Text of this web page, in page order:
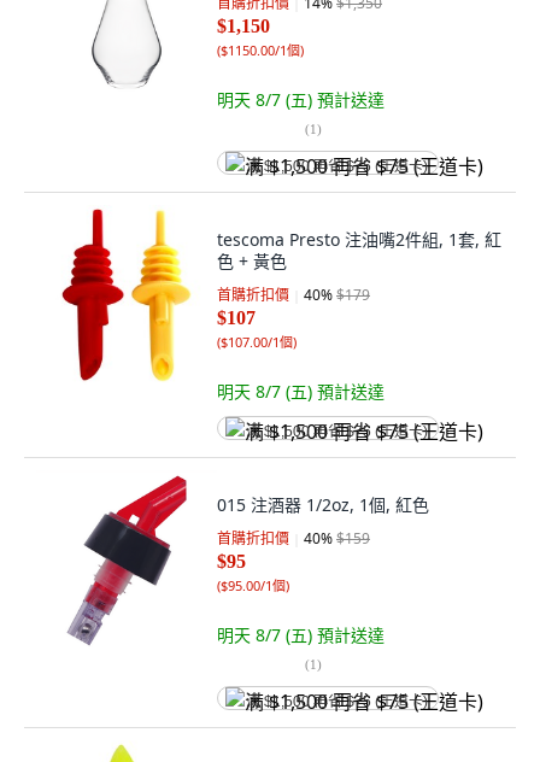
$1,150
($1150.00/1個)
明天 8/7 (五) 預計送達
(1)
满 $1,500 再省 $75 (王道卡)
tescoma Presto 注油嘴2件組, 1套, 紅
色 + 黃色
首購折扣價 40%$179
$107
($107.00/1個)
明天 8/7 (五) 預計送達
满 $1,500 再省 $75 (王道卡)
015 注酒器 1/2oz, 1個, 紅色
首購折扣價 40%$159
$95
($95.00/1個)
明天 8/7 (五) 預計送達
(1)
满 $1,500 再省 $75 (王道卡)